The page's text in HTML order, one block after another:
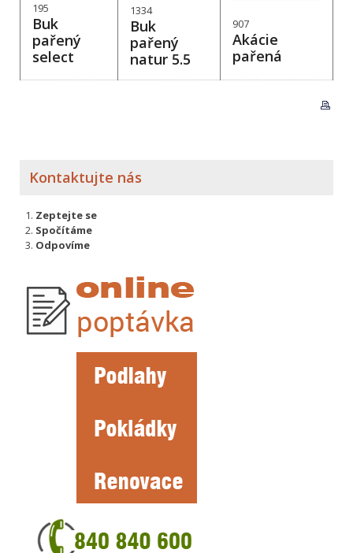
195
Buk
pařený
select
1334
Buk
pařený
natur 5.5
907
Akácie
pařená
Kontaktujte nás
Zeptejte se
Spočítáme
Odpovíme